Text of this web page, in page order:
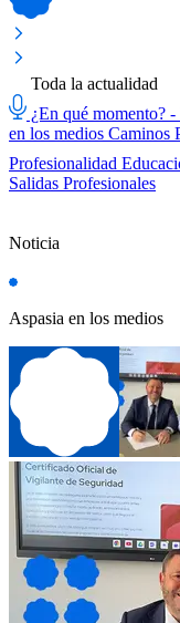
Toda la actualidad
¿En qué momento?
en los medios Caminos
Profesionalidad
Salidas Profesionales
Noticia
Aspasia en los medios